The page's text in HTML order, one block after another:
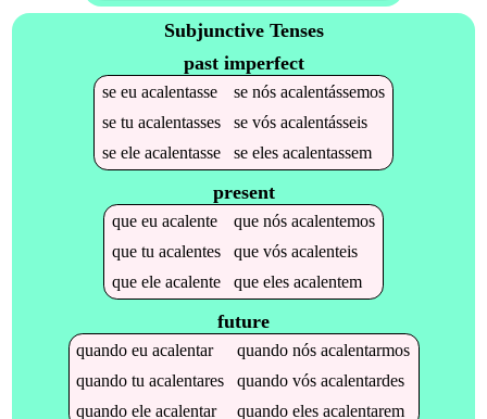
Subjunctive Tenses
past imperfect
se eu acalentasse se nós acalentássemos
se tu acalentasses se vós acalentásseis
se ele acalentasse se eles acalentassem
present
que eu acalente que nós acalentemos
que tu acalentes que vós acalenteis
que ele acalente que eles acalentem
future
quandoeuacalentar quandonósacalentarmos
quandotuacalentares quandovósacalentardes
quandoeleacalentar quandoelesacalentarem